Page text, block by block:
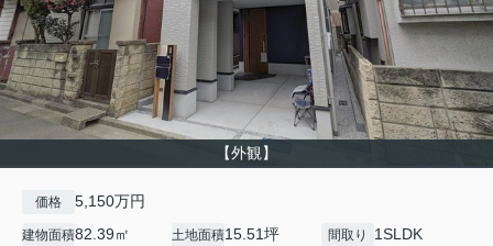
【外観】
価格 5,150万円
建物面積82.39㎡ 土地面積15.51坪
間取り 1SLDK